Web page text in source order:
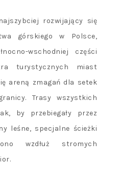
rozwijający się
górskiego w Polsce,
wschodniej części
turystycznych miast
areną zmagań dla setek
Trasy wszystkich
by przebiegały przez
leśne, specjalne ścieżki
wzdłuż stromych